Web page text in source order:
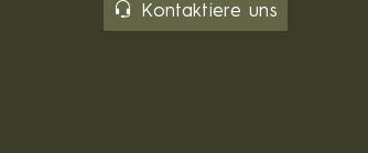
Kontaktiere uns